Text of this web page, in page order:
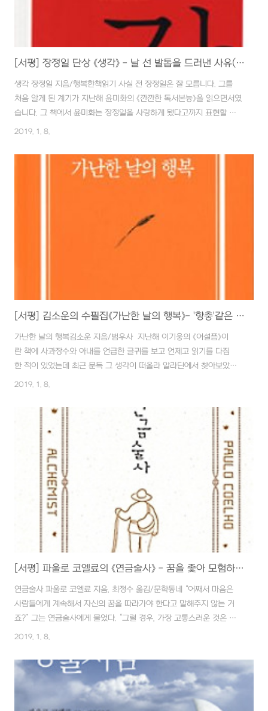
[서평] 장정일 단상 《생각》 - 날 선 발톱을 드러낸 사유(思惟)집
생각 장정일 지음/행복한책읽기 사실 전 장정일은 잘 모릅니다. 그를
처음 알게 된 계기가 지난해 윤미화의 《깐깐한 독서본능》을 읽으면서였
습니다. 그 책에서 윤미화는 장정일을 사랑하게 됐다고까지 표현할 정
도로 칭찬을 아끼지 않았습니다. 전 슬쩍 '장정일'이란 이름을 독서 노트
《공부》를 조금씩 읽고 있습니다. 알라딘에서 매달 책을 조금씩 주문하
고 있는데 '장정일'이 눈에 들어와 함께 장바구니에 넣었더랬습니다. 하
어 '이 세상에 있게 된' 장정일의 첫 책은《공부》여야 합니다만, 사정이
2019. 1. 8.
[서평] 김소운의 수필집《가난한 날의 행복》- '향충'같은 사람이 되자!!
가난한 날의 행복김소운 지음/범우사 지난해 이기웅의 《어설픔》이
란 책에 사과장수와 아내를 언급한 글귀를 보고 언제고 읽기를 다짐
한 적이 있었는데 최근 문득 그 생각이 떠올라 알라딘에서 찾아보았습
니다. 오래된 책이라 절판을 걱정했었는데 다행히 2011년 3월에 4
과 정독을 겸해서 감사히 읽었습니다.이 책에 수록된 수필의 배경은 대
부분 해방 후부터 한국 전쟁(6.26) 즈음이라 '가난'은 일부 사람들에 한
정되기보다는 나라 그 자체에 붙일 수 있는 레토릭이라 할 수 있습니다.
그래서 다 같이 힘들고 가난한 그 시절이지만 그래도 인간미가 있고 행
복했다라는 전제가 깔린 소박한 글쓴이의 마음이 투영된 글이라 할 수
있습니다.「수필의 눈」편의 14..
2019. 1. 8.
[서평] 파울로 코엘료의 《연금술사》 - 꿈을 좇아 모험하고 도전하는 삶!!
연금술사 파울로 코엘료 지음, 최정수 옮김/문학동네 “어째서 마음은
사람들에게 계속해서 자신의 꿈을 따라가야 한다고 말해주지 않는 거
죠?” 그는 연금술사에게 물었다. “그럴 경우, 가장 고통스러운 것은 마
음이기 때문이지. 마음은 고통받는 걸 좋아하지 않네.” (214 쪽) 파울
적인 색채가 강했던 산문집이 기대만큼 와 닿질 않아 유명한 작품을 통
해서 재조명해볼 요량으로 집어 든 책입니다. '연금술'이라는 조금은 판
타지 풍의 소재에 쉬운 글로 번역된 글은 예상대로 쉽게 술술 읽힙니다.
비교적 초반에 저자인 코엘료가 이 책을 통해서 말하고자 하는 바를 알
2019. 1. 8.